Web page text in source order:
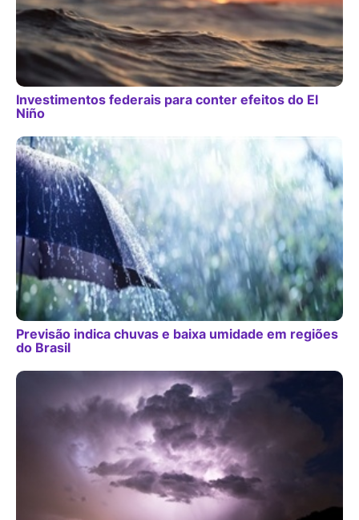
Investimentos federais para conter efeitos do El
Niño
Previsão indica chuvas e baixa umidade em regiões
do Brasil